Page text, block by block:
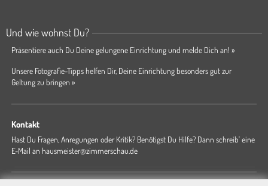
Und wie wohnst Du?
Präsentiere auch Du Deine gelungene Einrichtung und melde Dich an! »
Unsere Fotografie-Tipps helfen Dir, Deine Einrichtung besonders gut zur
Geltung zu bringen »
Kontakt
Hast Du Fragen, Anregungen oder Kritik? Benötigst Du Hilfe? Dann schreib' eine
E-Mail an hausmeister@zimmerschau.de